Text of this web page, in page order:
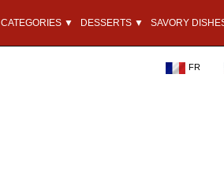
CATEGORIES ▼ DESSERTS ▼ SAVORY
FR